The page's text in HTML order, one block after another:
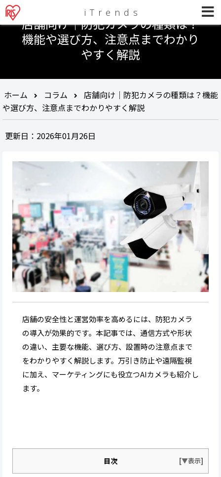
店舗向け｜防犯カメラの種類は？
機能や選び方、注意点までわかり
やすく解説
ホーム コラム
店舗向け｜防犯カメラの種類は？機能
や選び方、注意点までわかりやすく解説
更新日：2026年01月26日
店舗の安全性と運営効率を高めるには、防犯カメラ
の導入が効果的です。本記事では、通信方式や形状
の違い、主要な機能、選び方、設置時の注意点まで
をわかりやすく解説します。万引き防止や遠隔監視
に加え、マーケティングにも役立つAIカメラも紹介し
ます。
目次
iTrends